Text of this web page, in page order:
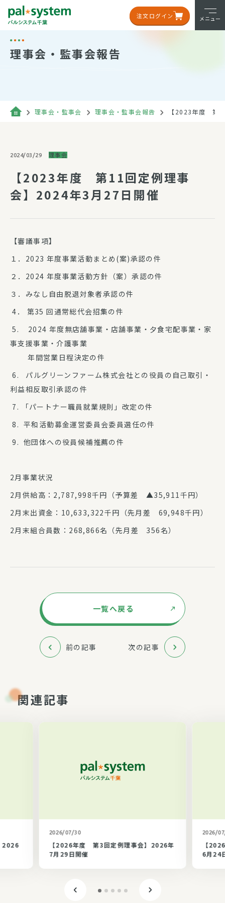
注文ログイン メニュー
理事会・監事会報告
理事会・監事会 理事会・監事会報告 【2023年度 第
2024/03/29 理事会
【2023年度 第11回定例理事
会】2024年3月27日開催
【審議事項】
１．2023 年度事業活動まとめ(案)承認の件
２．2024 年度事業活動方針（案）承認の件
３．みなし自由脱退対象者承認の件
4． 第35 回通常総代会招集の件
5. 2024 年度無店舗事業・店舗事業・夕食宅配事業・家
事支援事業・介護事業
年間営業日程決定の件
6. パルグリーンファーム株式会社との役員の自己取引・
利益相反取引承認の件
7. 「パートナー職員就業規則」改定の件
8. 平和活動募金運営委員会委員選任の件
9. 他団体への役員候補推薦の件
2月事業状況
2月供給高：2,787,998千円（予算差 ▲35,911千円）
2月末出資金：10,633,322千円（先月差 69,948千円）
2月末組合員数：268,866名（先月差 356名）
一覧へ戻る
前の記事 次の記事
関連記事
2026
2026/07/30
【2026年度 第3回定例理事会】2026年
7月29日開催
2026/
【
6月24